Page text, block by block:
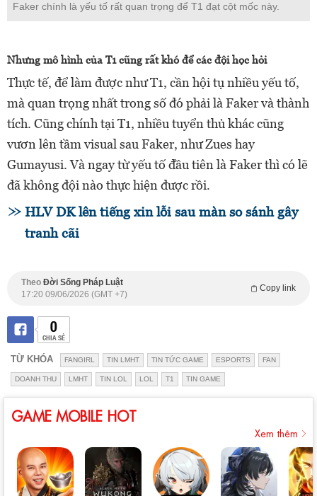
Faker chính là yếu tố rất quan trọng để T1 đạt cột mốc này.
Nhưng mô hình của T1 cũng rất khó để các đội học hỏi
Thực tế, để làm được như T1, cần hội tụ nhiều yếu tố,
mà quan trọng nhất trong số đó phải là Faker và thành
tích. Cũng chính tại T1, nhiều tuyển thủ khác cũng
vươn lên tầm visual sau Faker, như Zues hay
Gumayusi. Và ngay từ yếu tố đầu tiên là Faker thì có lẽ
đã không đội nào thực hiện được rồi.
HLV DK lên tiếng xin lỗi sau màn so sánh gây
tranh cãi
Theo Đời Sống Pháp Luật
Copy link
17:20 09/06/2026 (GMT +7)
0
CHIA SẺ
TỪ KHÓA FANGIRL TIN LMHT TIN TỨC GAME ESPORTS FAN
DOANH THU LMHT TIN LOL LOL T1 TIN GAME
GAME MOBILE HOT
Xem thêm